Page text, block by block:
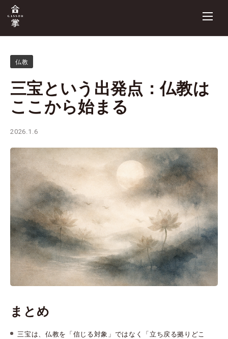
仏教
三宝という出発点：仏教は
ここから始まる
2026.1.6
まとめ
三宝は、仏教を「信じる対象」ではなく「立ち戻る拠りどこ